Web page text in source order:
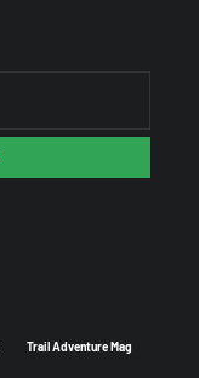
Trail Adventure Mag